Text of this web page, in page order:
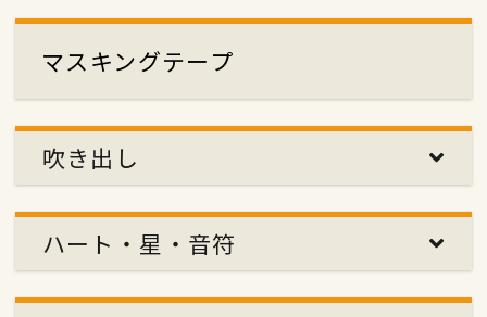
マスキングテープ
吹き出し
ハート・星・音符